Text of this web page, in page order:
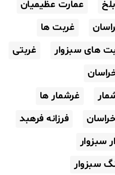
عمارت عظیمیان
غربت ها
های سبزوار
غربتی
غرشمار ها
فرزانه فرهبد
سبزوار
سبزوار